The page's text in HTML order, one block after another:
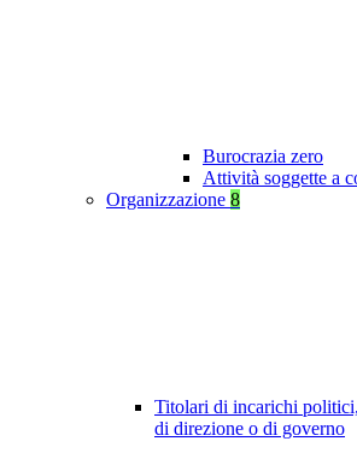
Burocrazia zero
Attività soggette a
Organizzazione 8
Titolari di incarichi
di direzione o di governo